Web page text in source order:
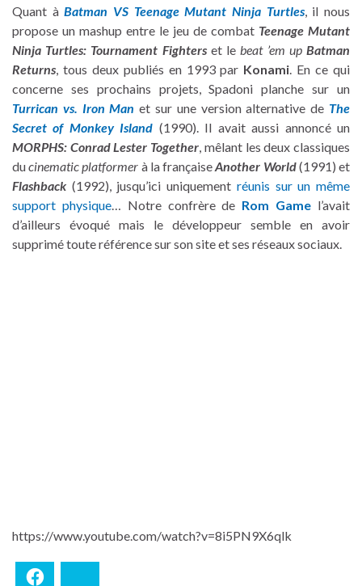
Quant àBatman VS Teenage Mutant Ninja Turtles, il nous
propose un mashup entre le jeu de combat Teenage Mutant
Ninja Turtles: Tournament Fighterset le beat ’em up Batman
Returns , tous deux publiés en 1993 par Konami . En ce qui
concerne ses prochains projets, Spadoni planche sur un
Turrican vs. Iron Man et sur une version alternative de The
Secret of Monkey Island (1990). Il avait aussi annoncé un
MORPHS: Conrad Lester Together , mêlant les deux classiques
ducinematic platformer à la françaiseAnother World(1991) et
Flashback (1992), jusqu’ici uniquement réunis sur un même
support physique… Notre confrère de Rom Game l’avait
d’ailleurs évoqué mais le développeur semble en avoir
supprimé toute référence sur son site et ses réseaux sociaux.
https://www.youtube.com/watch?v=8i5PN9X6qlk